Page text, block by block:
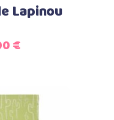
Lapinou
:
€.
€Le
est :
8.00 €.